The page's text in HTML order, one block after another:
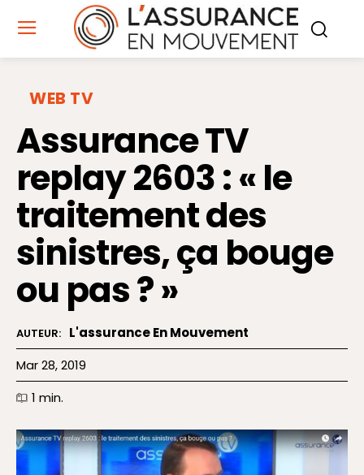
WEB TV
Assurance TV
replay 2603 : « le
traitement des
sinistres, ça bouge
ou pas ? »
AUTEUR: L'assurance En Mouvement
Mar 28, 2019
1 min.